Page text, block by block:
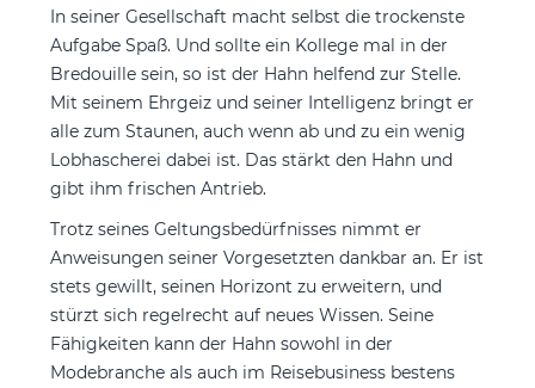
In seiner Gesellschaft macht selbst die trockenste
Aufgabe Spaß. Und sollte ein Kollege mal in der
Bredouille sein, so ist der Hahn helfend zur Stelle.
Mit seinem Ehrgeiz und seiner Intelligenz bringt er
alle zum Staunen, auch wenn ab und zu ein wenig
Lobhascherei dabei ist. Das stärkt den Hahn und
gibt ihm frischen Antrieb.
Trotz seines Geltungsbedürfnisses nimmt er
Anweisungen seiner Vorgesetzten dankbar an. Er ist
stets gewillt, seinen Horizont zu erweitern, und
stürzt sich regelrecht auf neues Wissen. Seine
Fähigkeiten kann der Hahn sowohl in der
Modebranche als auch im Reisebusiness bestens